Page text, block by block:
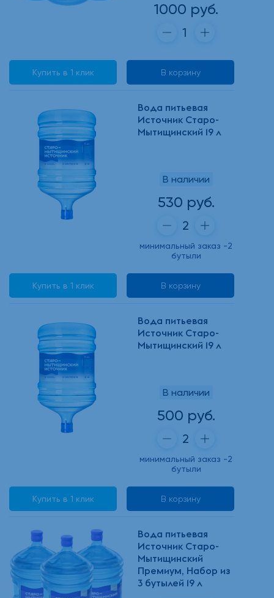
1000 руб.
Купить в 1 клик В корзину
Вода питьевая
Источник Старо-
Мытищинский 19 л
В наличии
530 руб.
минимальный заказ -2
бутыли
Купить в 1 клик В корзину
Вода питьевая
Источник Старо-
Мытищинский 19 л
В наличии
500 руб.
минимальный заказ -2
бутыли
Купить в 1 клик В корзину
Вода питьевая
Источник Старо-
Мытищинский
Премиум, Набор из
3 бутылей 19 л